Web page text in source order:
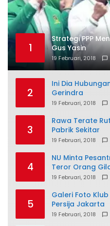
1
Strategi PPP
Gus Yasin
19 Februari, 2018
2
Ini Dia
Gerindra
19 Februari, 2018
3
Rawa Terate
Pabrik Sekitar
19 Februari, 2018
4
NU Minta
Teror Orang
19 Februari, 2018
5
Galeri Foto
Persija Jakarta
19 Februari, 2018